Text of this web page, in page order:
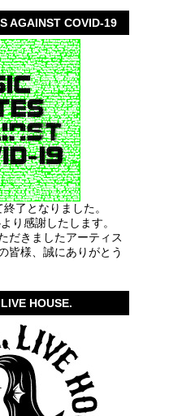
AGAINST COVID-19
了となりました。
り感謝したします。
だきましたアーティス
皆様、誠にありがとう
HOUSE.